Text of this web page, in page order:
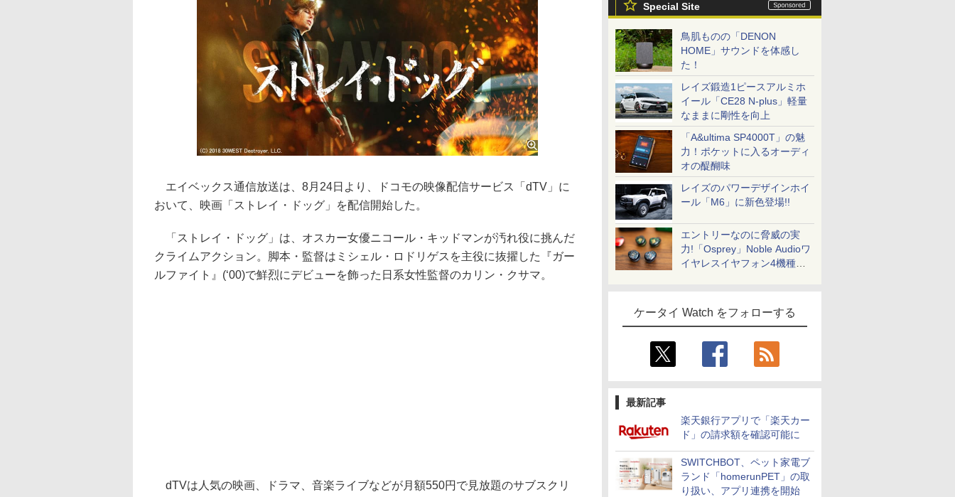
Special Site
鳥肌ものの「DENON
HOME」サウンドを体感し
た！
レイズ鍛造1ピースアルミホ
イール「CE28 N-plus」軽量
なままに剛性を向上
「A&ultima SP4000T」の魅
力！ポケットに入るオーディ
オの醍醐味
レイズのパワーデザインホイ
ール「M6」に新色登場!!
エントリーなのに脅威の実
力!「Osprey」Noble Audioワ
イヤレスイヤフォン4機種を
ケータイ Watch をフォローする
最新記事
楽天銀行アプリで「楽天カー
ド」の請求額を確認可能に
SWITCHBOT、ペット家電ブ
ランド「homerunPET」の取
り扱い、アプリ連携を開始
エイベックス通信放送は、8月24日より、ドコモの映像配信サービス「dTV」に
おいて、映画「ストレイ・ドッグ」を配信開始した。
「ストレイ・ドッグ」は、オスカー女優ニコール・キッドマンが汚れ役に挑んだ
クライムアクション。脚本・監督はミシェル・ロドリゲスを主役に抜擢した『ガー
ルファイト』(‘00)で鮮烈にデビューを飾った日系女性監督のカリン・クサマ。
dTVは人気の映画、ドラマ、音楽ライブなどが月額550円で見放題のサブスクリ